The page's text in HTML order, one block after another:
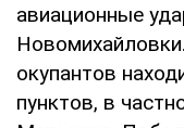
авиационные
окупантов
пунктов, в